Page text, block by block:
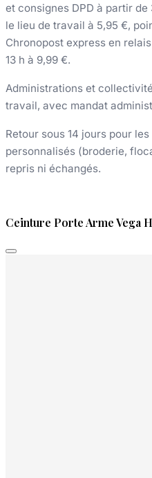
et consignes DPD à partir
le lieu de travail à 5,95 €,
Chronopost express en
13 h à 9,99 €.
Administrations et
travail, avec mandat
Retour sous 14 jours pour
personnalisés (broderie,
repris ni échangés.
Ceinture Porte Arme Vega